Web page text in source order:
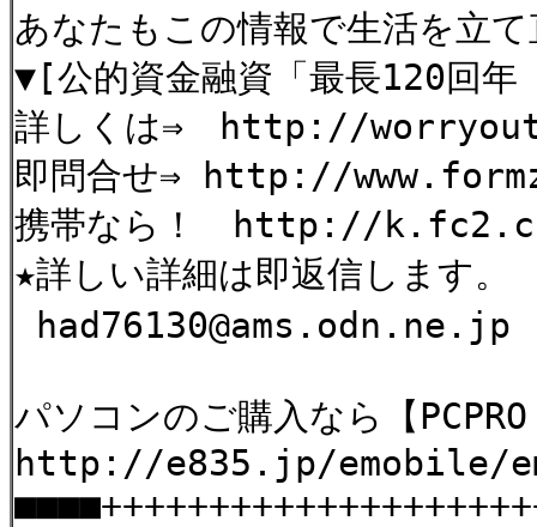
あなたもこの情報で生活を立
▼[公的資金融資「最長120回
詳しくは⇒ http://
即問合せ⇒ http://
携帯なら！ http://
★詳しい詳細は即返信します。
had76130@ams.odn.ne.jp
パソコンのご購入なら【
http://e835.jp/emobile/